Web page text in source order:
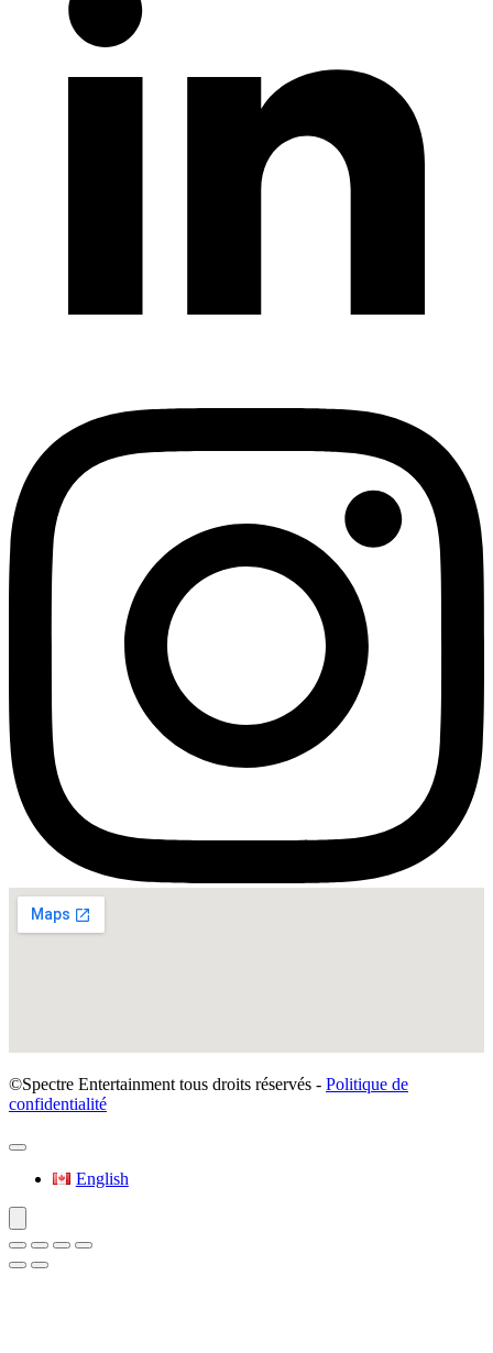
©Spectre Entertainment tous droits réservés - Politique de
confidentialité
English